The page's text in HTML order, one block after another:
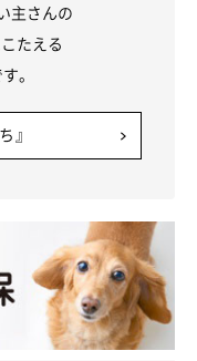
主さんの
たえる
。
』